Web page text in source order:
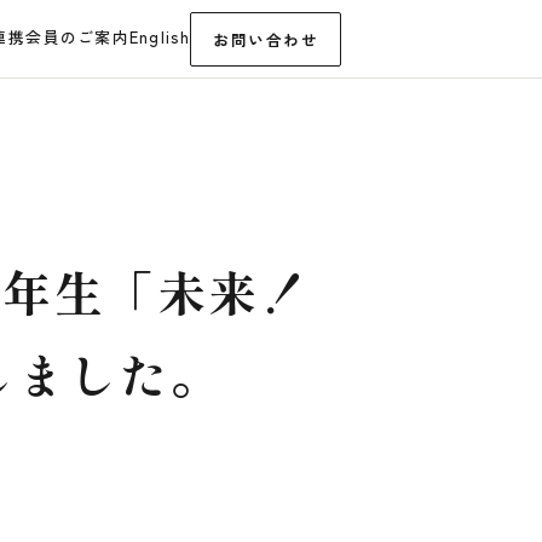
携会員のご案内English お問い合わせ
生「未来！
した。